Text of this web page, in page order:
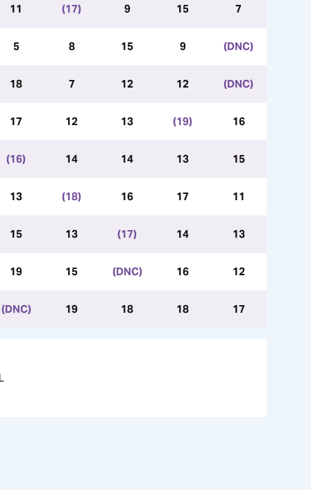
11 (17) 9 15 7
5 8 15 9 (DNC)
18 7 12 12 (DNC)
17 12 13 (19) 16
(16) 14 14 13 15
13 (18) 16 17 11
15 13 (17) 14 13
19 15 (DNC) 16 12
(DNC) 19 18 18 17